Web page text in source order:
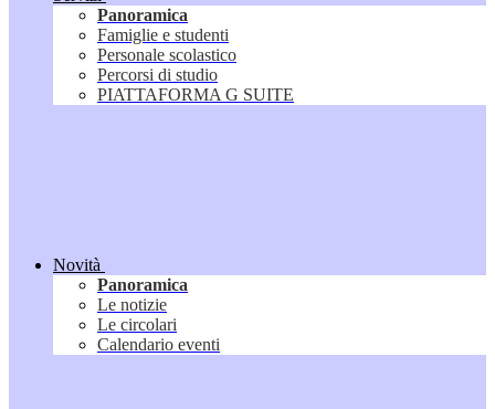
Panoramica
Famiglie e studenti
Personale scolastico
Percorsi di studio
PIATTAFORMA G SUITE
Novità
Panoramica
Le notizie
Le circolari
Calendario eventi